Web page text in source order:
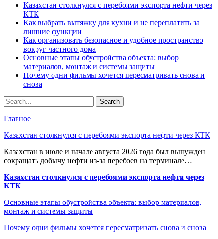
Казахстан столкнулся с перебоями экспорта нефти через
КТК
Как выбрать вытяжку для кухни и не переплатить за
лишние функции
Как организовать безопасное и удобное пространство
вокруг частного дома
Основные этапы обустройства объекта: выбор
материалов, монтаж и системы защиты
Почему одни фильмы хочется пересматривать снова и
снова
Главное
Казахстан столкнулся с перебоями экспорта нефти через КТК
Казахстан в июле и начале августа 2026 года был вынужден
сокращать добычу нефти из-за перебоев на терминале…
Казахстан столкнулся с перебоями экспорта нефти через
КТК
Основные этапы обустройства объекта: выбор материалов,
монтаж и системы защиты
Почему одни фильмы хочется пересматривать снова и снова